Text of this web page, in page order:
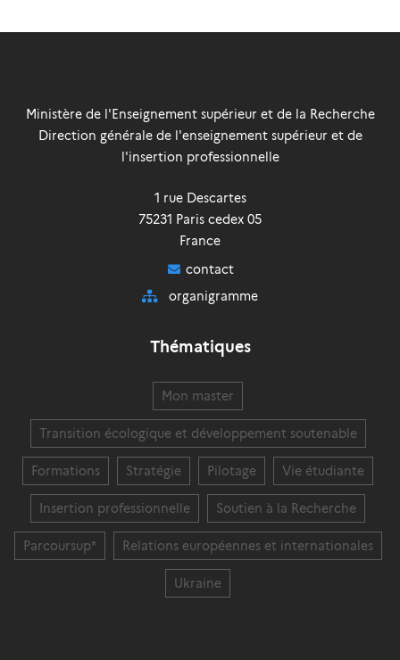
Ministère de l'Enseignement supérieur et de la Recherche
Direction générale de l'enseignement supérieur et de
l'insertion professionnelle
1 rue Descartes
75231 Paris cedex 05
France
contact
organigramme
Thématiques
Mon master
Transition écologique et développement soutenable
Formations Stratégie Pilotage Vie étudiante
Insertion professionnelle Soutien à la Recherche
Parcoursup* Relations européennes et internationales
Ukraine